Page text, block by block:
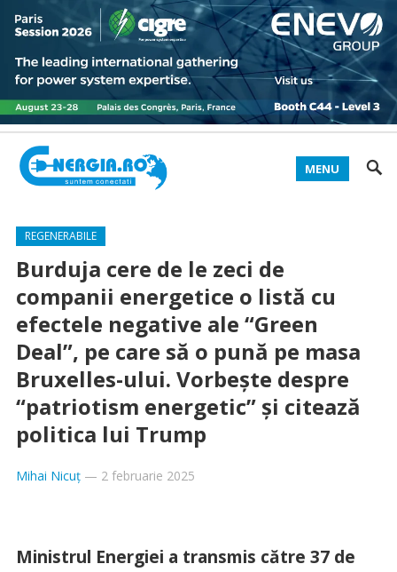
MENU
REGENERABILE
Burduja cere de le zeci de
companii energetice o listă cu
efectele negative ale “Green
Deal”, pe care să o pună pe masa
Bruxelles-ului. Vorbește despre
“patriotism energetic” și citează
politica lui Trump
Mihai Nicuț— 2 februarie 2025
Ministrul Energiei a transmis către 37 de